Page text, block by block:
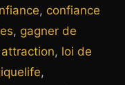
, confiance
, gagner de
, loi de
,